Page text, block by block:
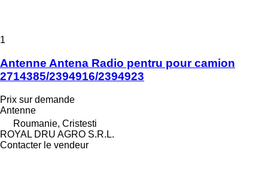
1
Antenne Antena Radio pentru pour camion
2714385/2394916/2394923
Prix sur demande
Antenne
Roumanie, Cristesti
ROYAL DRU AGRO S.R.L.
Contacter le vendeur